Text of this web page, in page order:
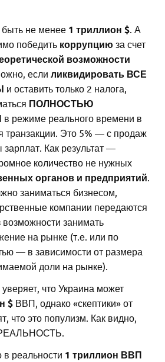
не менее 1 триллион $ . А
победить коррупцию за счет
возможности
если ликвидировать ВСЕ
и оставить только 2 налога,
ПОЛНОСТЬЮ
в режиме реального времени в
транзакции. Это 5% — с продаж
Как результат —
количество не нужных
органов и предприятий
заниматься бизнесом,
компании передаются
возможности занимать
на рынке (т.е. или по
— в зависимости от размера
доли на рынке).
что Украина может
$ ВВП, однако «скептики» от
что это популизм. Как видно,
РЕАЛЬНОСТЬ.
реальности 1 триллион ВВП